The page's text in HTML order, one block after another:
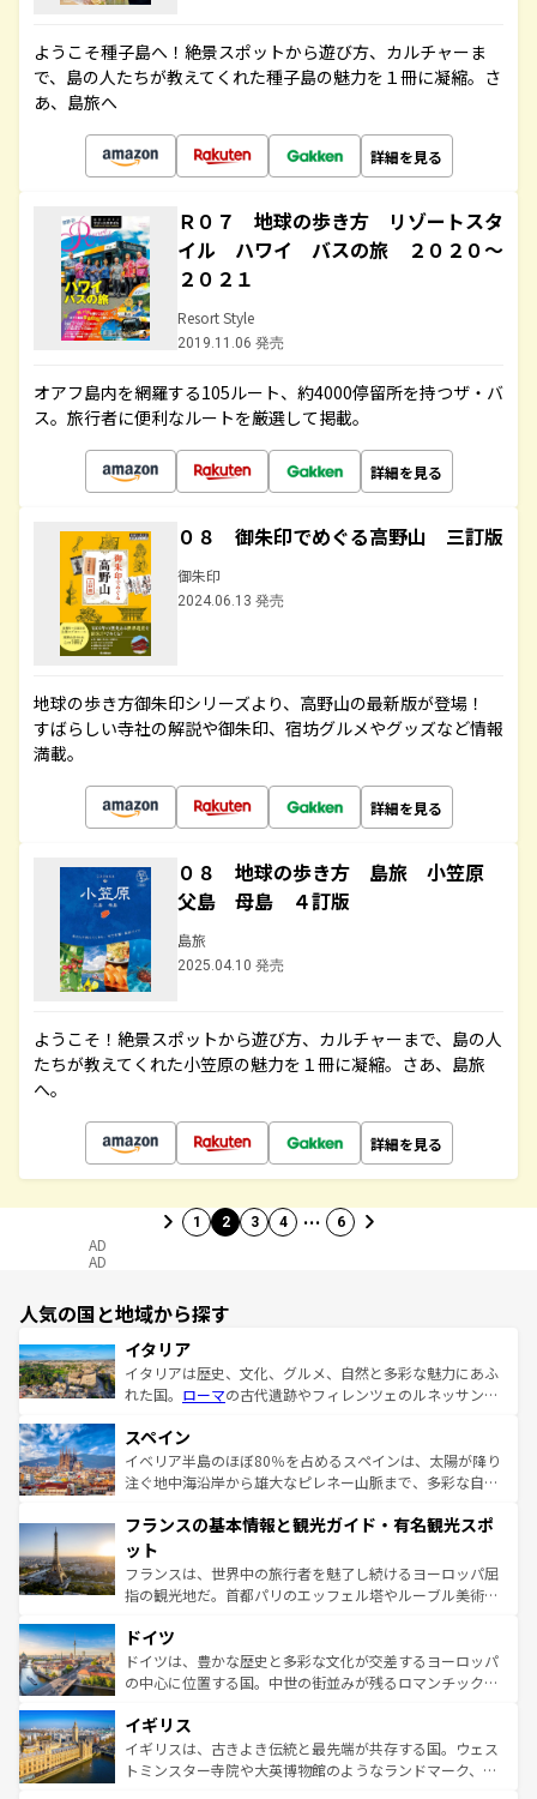
ようこそ種子島へ！絶景スポットから遊び方、カルチャーま
で、島の人たちが教えてくれた種子島の魅力を１冊に凝縮。さ
あ、島旅へ
詳細を見る
Ｒ０７ 地球の歩き方 リゾートスタ
イル ハワイ バスの旅 ２０２０～
２０２１
Resort Style
2019.11.06 発売
オアフ島内を網羅する105ルート、約4000停留所を持つザ・バ
ス。旅行者に便利なルートを厳選して掲載。
詳細を見る
０８ 御朱印でめぐる高野山 三訂版
御朱印
2024.06.13 発売
地球の歩き方御朱印シリーズより、高野山の最新版が登場！
すばらしい寺社の解説や御朱印、宿坊グルメやグッズなど情報
満載。
詳細を見る
０８ 地球の歩き方 島旅 小笠原
父島 母島 ４訂版
島旅
2025.04.10 発売
ようこそ！絶景スポットから遊び方、カルチャーまで、島の人
たちが教えてくれた小笠原の魅力を１冊に凝縮。さあ、島旅
へ。
詳細を見る
1 2 3 4 … 6
AD
AD
人気の国と地域から探す
イタリア
イタリアは歴史、文化、グルメ、自然と多彩な魅力にあふ
れた国。 ローマの古代遺跡やフィレンツェのルネッサンス
ろん、トスカーナの美しい田園風景やアマルフィ海岸の絶
景など、自然景観も見逃せない。観光の合間には、本場の
ピザやパスタなど、絶品のイタリア料理を堪能することも
ませてくれるイタリアで、忘れられない旅をしてみよう！
なお、新着のイタリア情報は
しい。
スペイン
イベリア半島のほぼ80％を占めるスペインは、太陽が降り
注ぐ地中海沿岸から雄大なピレネー山脈まで、多彩な自然
文化が根付くこの国では、情熱的なフラメンコ、熱気あふ
れる闘牛、そして美味しいタパスが生活の一部となってい
る。首都マドリードの洗練された雰囲気や、バルセロナの
アートに溢れた街角から、地方では古代ローマ遺跡や中世
せる。地方によって風土や気候が異なるスペインはその個
性で訪れる人を魅了する。 なお、新着のスペイン情報は コ
ンテンツ一覧を参照してほしい。
フランスの基本情報と観光ガイド・有名観光スポ
ット
フランスは、世界中の旅行者を魅了し続けるヨーロッパ屈
指の観光地だ。首都パリのエッフェル塔やルーブル美術館
で、幅広い魅力が詰まっている。華麗な宮殿、歴史的な大
聖堂、美しいビーチ、そして豊かな自然が、訪れる者を心
から魅了する。また、フランスは美食の国としても知ら
いる。シャンパンの発祥地であるランス、プロヴァンスの
香り高いラベンダー畑など、多彩な楽しみ方が可能だ。さ
らに、パリ以外の地域にも魅力が溢れており、どの街角に
ドイツ
ドイツは、豊かな歴史と多彩な文化が交差するヨーロッパ
の中心に位置する国。中世の街並みが残るロマンチック街
顔を持つこの国は、どこを歩いても飽きることがない。ベ
ルリンの文化的活気、バイエルン州のアルプスの絶景、そ
してライン川沿いのワイン畑といった風景は必見。ビール
イギリス
イギリスは、古きよき伝統と最先端が共存する国。ウェス
トミンスター寺院や大英博物館のようなランドマーク、歴